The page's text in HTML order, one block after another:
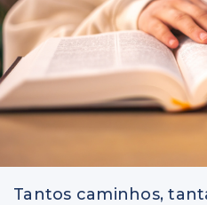
Tantos caminhos,